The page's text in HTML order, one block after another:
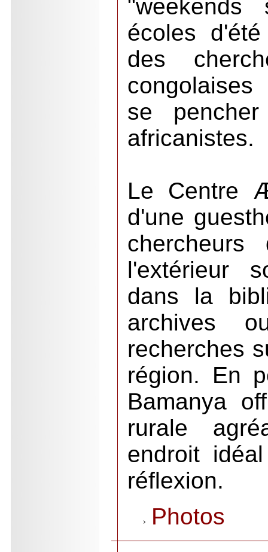
"weekends
écoles
des
se
africanistes.
Le Centre
d'une
l'extérieur
dans la
archives
recherches
région. En
Bamanya
rurale
endroit
réflexion.
Photos